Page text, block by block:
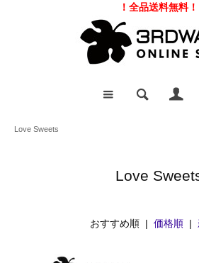
！全品送料無料！
Love Sweets
Love
おすすめ順 | 価格順 |